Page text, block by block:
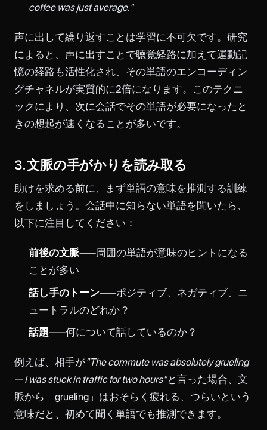
coffee was just average."
声に出して繰り返すことは学習に不可欠です。研究
によると、声に出すことで聴覚経路に加えて運動記
憶の経路も活性化され、その単語のエンコーディン
グチャネルが実質的に2倍になります。このテクニ
ックにより、次に会話でその単語が必要になったと
きの想起が速くなることが多いです。
3. 文脈の手がかりを読み取る
助けを求める前に、まず単語の意味を推測する訓練
をしましょう。会話中に知らない単語を聞いたら、
以下に注目してください：
前後の文脈——周囲の単語が意味のヒントになる
ことが多い
話し手のトーン——ポジティブ、ネガティブ、ニ
ュートラルのどれか？
話題——何について話しているのか？
例えば、相手が"The commute was absolutely grueling
— I was stuck in traffic for two hours"と言った場合、文
脈から「grueling」はおそらく疲れる、つらいという
意味だと、初めて聞く単語でも推測できます。